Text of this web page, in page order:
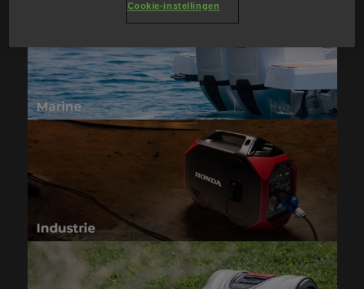
Cookie-instellingen